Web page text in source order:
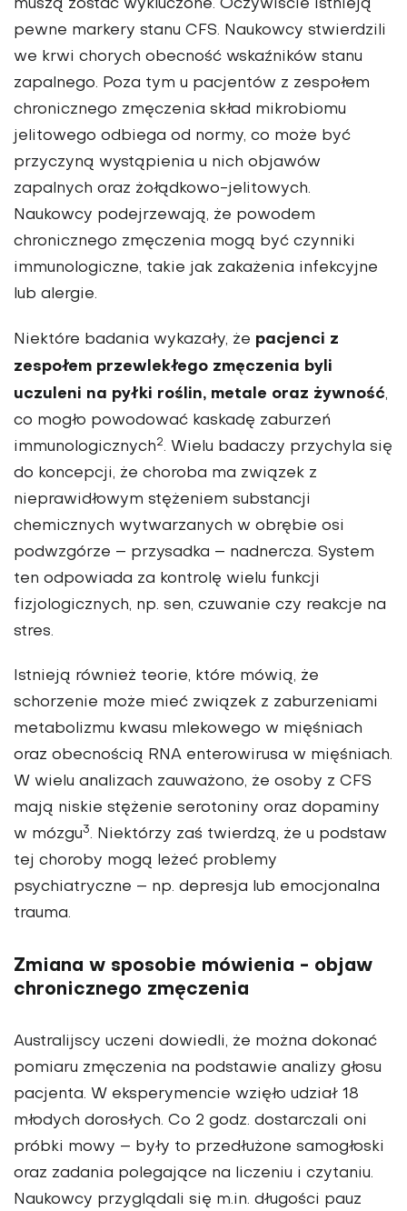
muszą zostać wykluczone. Oczywiście istnieją
pewne markery stanu CFS. Naukowcy stwierdzili
we krwi chorych obecność wskaźników stanu
zapalnego. Poza tym u pacjentów z zespołem
chronicznego zmęczenia skład mikrobiomu
jelitowego odbiega od normy, co może być
przyczyną wystąpienia u nich objawów
zapalnych oraz żołądkowo-jelitowych.
Naukowcy podejrzewają, że powodem
chronicznego zmęczenia mogą być czynniki
immunologiczne, takie jak zakażenia infekcyjne
lub alergie.
Niektóre badania wykazały, że pacjenci z
zespołem przewlekłego zmęczenia byli
uczuleni na pyłki roślin, metale oraz żywność,
co mogło powodować kaskadę zaburzeń
immunologicznych2. Wielu badaczy przychyla się
do koncepcji, że choroba ma związek z
nieprawidłowym stężeniem substancji
chemicznych wytwarzanych w obrębie osi
podwzgórze – przysadka – nadnercza. System
ten odpowiada za kontrolę wielu funkcji
fizjologicznych, np. sen, czuwanie czy reakcje na
stres.
Istnieją również teorie, które mówią, że
schorzenie może mieć związek z zaburzeniami
metabolizmu kwasu mlekowego w mięśniach
oraz obecnością RNA enterowirusa w mięśniach.
W wielu analizach zauważono, że osoby z CFS
mają niskie stężenie serotoniny oraz dopaminy
w mózgu3. Niektórzy zaś twierdzą, że u podstaw
tej choroby mogą leżeć problemy
psychiatryczne – np. depresja lub emocjonalna
trauma.
Zmiana w sposobie mówienia - objaw
chronicznego zmęczenia
Australijscy uczeni dowiedli, że można dokonać
pomiaru zmęczenia na podstawie analizy głosu
pacjenta. W eksperymencie wzięło udział 18
młodych dorosłych. Co 2 godz. dostarczali oni
próbki mowy – były to przedłużone samogłoski
oraz zadania polegające na liczeniu i czytaniu.
Naukowcy przyglądali się m.in. długości pauz